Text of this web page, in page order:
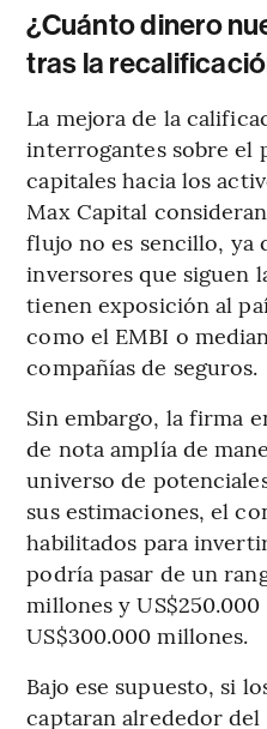
¿Cuánto dinero
tras la
La mejora de la
interrogantes sobre el
capitales hacia los
Max Capital
flujo no es sencillo, ya
inversores que siguen
tienen exposición al
como el EMBI o
compañías de seguros.
Sin embargo, la firma
de nota amplía de
universo de
sus estimaciones, el
habilitados para
podría pasar de un
millones y
US$300.000 millones.
Bajo ese supuesto, si
captaran alrededor